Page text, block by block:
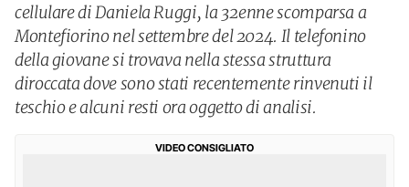
cellulare di Daniela Ruggi, la 32enne scomparsa a
Montefiorino nel settembre del 2024. Il telefonino
della giovane si trovava nella stessa struttura
diroccata dove sono stati recentemente rinvenuti il
teschio e alcuni resti ora oggetto di analisi.
VIDEO CONSIGLIATO